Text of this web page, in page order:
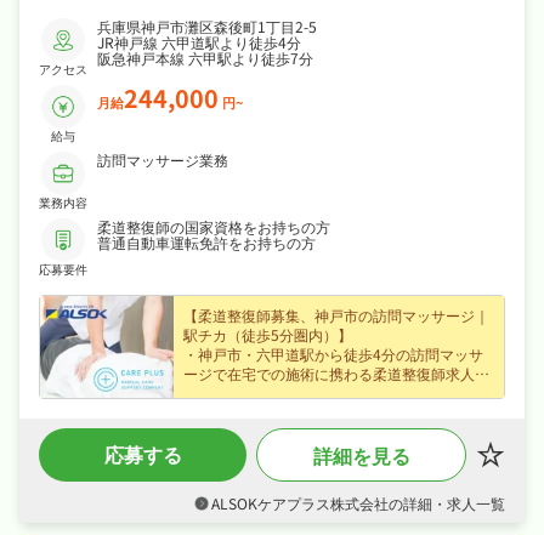
ョ
アクセス
兵庫県神戸市灘区森後町1丁目2-5
JR神戸線 六甲道駅より徒歩4分
阪急神戸本線 六甲駅より徒歩7分
給与
月給244,000 円~
業務内容
訪問マッサージ業務
応募要件
柔道整復師の国家資格をお持ちの方
普通自動車運転免許をお持ちの方
【柔道整復師募集、神戸市の訪問マッサージ｜
駅チカ（徒歩5分圏内）】
・神戸市・六甲道駅から徒歩4分の訪問マッサ
ージで在宅での施術に携わる柔道整復師求人、
・月給24.4万円〜（正社員）、昇給ありなど好
待遇で、腰を据えて長く活躍できます♪
・日勤のみでシフト制・年間休日110日でメリ
も取りやすくワークライフバランスも抜群♪
応募する 詳細を見る
ALSOKケアプラス株式会社の詳細・求人一覧